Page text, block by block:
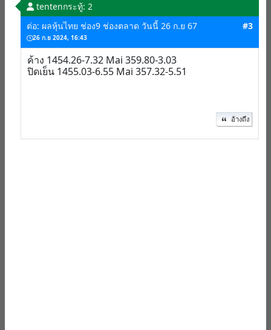
tentenกระทู้: 2
ต่อ: ผลหุ้นไทย ช่อง9 ช่องตลาด วันนี้ 26 ก.ย 67
26 ก.ย 2024, 16:43
#3
ค้าง 1454.26-7.32 Mai 359.80-3.03
ปิดเย็น 1455.03-6.55 Mai 357.32-5.51
อ้างถึง